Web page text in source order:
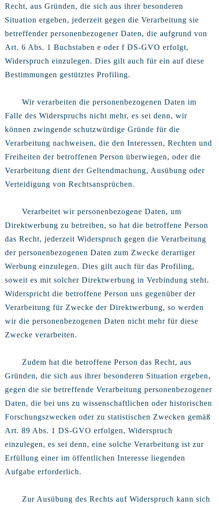
Recht, aus Gründen, die sich aus ihrer besonderen
Situation ergeben, jederzeit gegen die Verarbeitung sie
betreffender personenbezogener Daten, die aufgrund von
Art. 6 Abs. 1 Buchstaben e oder f DS-GVO erfolgt,
Widerspruch einzulegen. Dies gilt auch für ein auf diese
Bestimmungen gestütztes Profiling.
Wir verarbeiten die personenbezogenen Daten im
Falle des Widerspruchs nicht mehr, es sei denn, wir
können zwingende schutzwürdige Gründe für die
Verarbeitung nachweisen, die den Interessen, Rechten und
Freiheiten der betroffenen Person überwiegen, oder die
Verarbeitung dient der Geltendmachung, Ausübung oder
Verteidigung von Rechtsansprüchen.
Verarbeitet wir personenbezogene Daten, um
Direktwerbung zu betreiben, so hat die betroffene Person
das Recht, jederzeit Widerspruch gegen die Verarbeitung
der personenbezogenen Daten zum Zwecke derartiger
Werbung einzulegen. Dies gilt auch für das Profiling,
soweit es mit solcher Direktwerbung in Verbindung steht.
Widerspricht die betroffene Person uns gegenüber der
Verarbeitung für Zwecke der Direktwerbung, so werden
wir die personenbezogenen Daten nicht mehr für diese
Zwecke verarbeiten.
Zudem hat die betroffene Person das Recht, aus
Gründen, die sich aus ihrer besonderen Situation ergeben,
gegen die sie betreffende Verarbeitung personenbezogener
Daten, die bei uns zu wissenschaftlichen oder historischen
Forschungszwecken oder zu statistischen Zwecken gemäß
Art. 89 Abs. 1 DS-GVO erfolgen, Widerspruch
einzulegen, es sei denn, eine solche Verarbeitung ist zur
Erfüllung einer im öffentlichen Interesse liegenden
Aufgabe erforderlich.
Zur Ausübung des Rechts auf Widerspruch kann sich